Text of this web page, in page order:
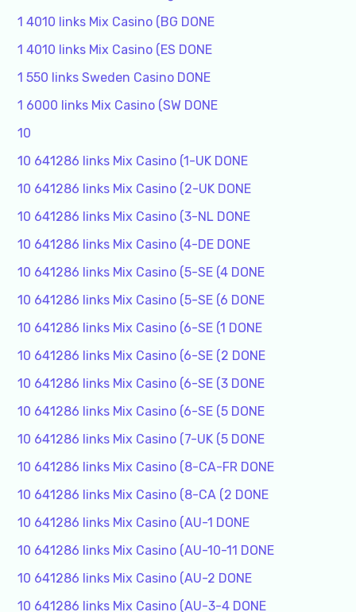
1 4010 links Mix Casino (BG DONE
1 4010 links Mix Casino (ES DONE
1 550 links Sweden Casino DONE
1 6000 links Mix Casino (SW DONE
10
10 641286 links Mix Casino (1-UK DONE
10 641286 links Mix Casino (2-UK DONE
10 641286 links Mix Casino (3-NL DONE
10 641286 links Mix Casino (4-DE DONE
10 641286 links Mix Casino (5-SE (4 DONE
10 641286 links Mix Casino (5-SE (6 DONE
10 641286 links Mix Casino (6-SE (1 DONE
10 641286 links Mix Casino (6-SE (2 DONE
10 641286 links Mix Casino (6-SE (3 DONE
10 641286 links Mix Casino (6-SE (5 DONE
10 641286 links Mix Casino (7-UK (5 DONE
10 641286 links Mix Casino (8-CA-FR DONE
10 641286 links Mix Casino (8-CA (2 DONE
10 641286 links Mix Casino (AU-1 DONE
10 641286 links Mix Casino (AU-10-11 DONE
10 641286 links Mix Casino (AU-2 DONE
10 641286 links Mix Casino (AU-3-4 DONE